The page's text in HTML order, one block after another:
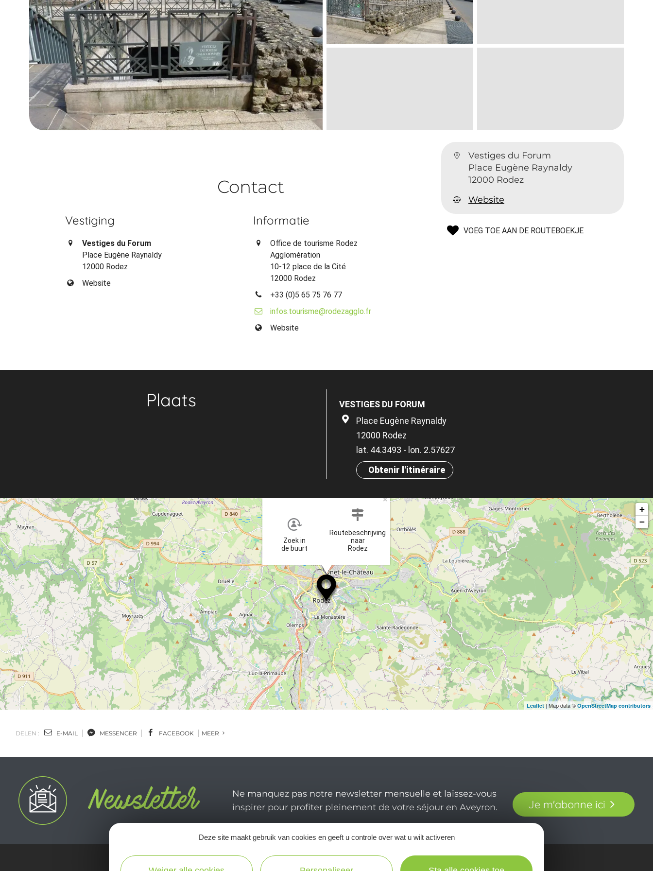
Vestiges du Forum
Place Eugène Raynaldy
12000 Rodez
Website
VOEG TOE AAN DE ROUTEBOEKJE
Contact
Vestiging
Vestiges du Forum
Place Eugène Raynaldy
12000 Rodez
Website
Informatie
Office de tourisme Rodez
Agglomération
10-12 place de la Cité
12000 Rodez
+33 (0)5 65 75 76 77
infos.tourisme@rodezagglo.fr
Website
Plaats
VESTIGES DU FORUM
Place Eugène Raynaldy
12000 Rodez
lat. 44.3493 - lon. 2.57627
Obtenir l'itinéraire
Zoek in
de buurt
Routebeschrijving
naar
Rodez
×
+
−
Leaflet | Map data © OpenStreetMap contributors
DELEN : E-MAIL MESSENGER FACEBOOK MEER
Ne manquez pas notre newsletter mensuelle et laissez-vous
inspirer pour profiter pleinement de votre séjour en Aveyron.
Je m'abonne ici
Deze site maakt gebruik van cookies en geeft u controle over wat u wilt activeren